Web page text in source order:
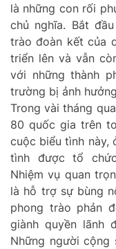
là những con rối
chủ nghĩa. Bắt
trào đoàn kết của
triển lên và vẫn
với những thành
trường bị ảnh
Trong vài tháng
80 quốc gia trên
cuộc biểu tình này,
tình được tổ
Nhiệm vụ quan
là hỗ trợ sự bùng
phong trào phản
giành quyền lãnh
Những người cộng